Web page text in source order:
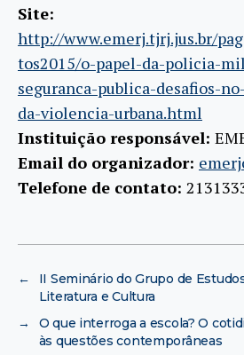
Site:
http://www.emerj.tjrj.jus.br/
tos2015/o-papel-da-policia-
seguranca-publica-desafios-
da-violencia-urbana.html
Instituição responsável:
Email do organizador:
Telefone de contato:
←
II Seminário do Grupo de
Literatura e Cultura
→
O que interroga a escola? O
às questões contemporâneas